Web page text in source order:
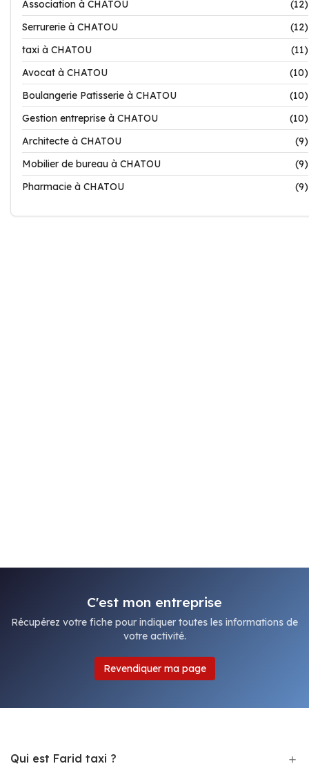
Association à CHATOU
(12)
Serrurerie à CHATOU
(12)
taxi à CHATOU
(11)
Avocat à CHATOU
(10)
Boulangerie Patisserie à CHATOU
(10)
Gestion entreprise à CHATOU
(10)
Architecte à CHATOU
(9)
Mobilier de bureau à CHATOU
(9)
Pharmacie à CHATOU
(9)
C'est mon entreprise
Récupérez votre fiche pour indiquer toutes les informations de
votre activité.
Revendiquer ma page
Qui est Farid taxi ?